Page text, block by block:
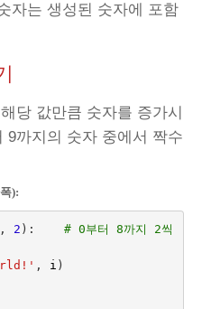
자는 생성된 숫자에 포함
당 값만큼 숫자를 증가시
9까지의 숫자 중에서 짝수
):
, 2 ):
# 0부터 8까지 2씩
, i )